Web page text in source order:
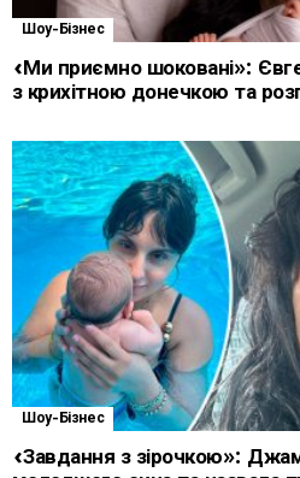
Шоу-Бізнес
«Ми приємно шоковані»:
з крихітною донечкою та
Шоу-Бізнес
«Завдання з зірочкою»: